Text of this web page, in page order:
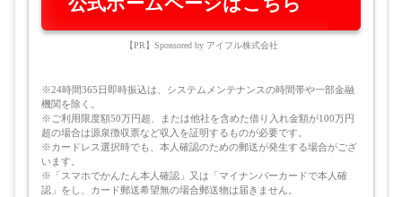
公式ホームページはこちら
【PR】Sponsored by アイフル株式会社
※24時間365日即時振込は、システムメンテナンスの時間帯や一部金融
機関を除く。
※ご利用限度額50万円超、または他社を含めた借り入れ金額が100万円
超の場合は源泉徴収票など収入を証明するものが必要です。
※カードレス選択時でも、本人確認のための郵送が発生する場合がござ
います。
※「スマホでかんたん本人確認」又は「マイナンバーカードで本人確
認」をし、カード郵送希望無の場合郵送物は届きません。